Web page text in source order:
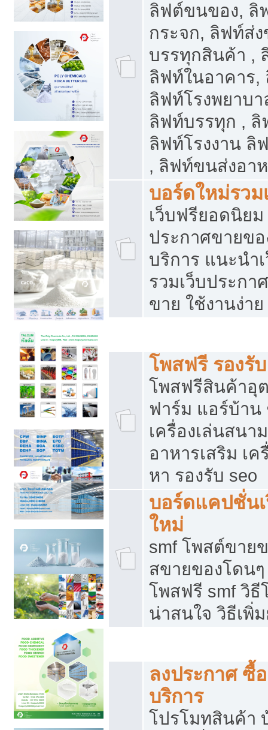
ลิฟต์ขนของ, ลิ
กระจก, ลิฟท์ส่
บรรทุกสินค้า ,
ลิฟท์ในอาคาร,
ลิฟท์โรงพยาบ
ลิฟท์บรรทุก ,
ลิฟท์โรงงาน ลิ
, ลิฟท์ขนส่งอา
บอร์ดใหม่รว
เว็บฟรียอดนิย
ประกาศขายข
บริการ แนะนำ
รวมเว็บประกา
ขาย ใช้งานง่าย
โพสฟรี รองรั
โพสฟรีสินค้าอุ
ฟาร์ม แอร์บ้าน
เครื่องเล่นสนา
อาหารเสริม เ
หา รองรับ seo
บอร์ดแคปชั่น
ใหม่
smf โพสต์ขาย
สขายของโดน
โพสฟรี smf วิธี
น่าสนใจ วิธีเพิ่
ลงประกาศ ซื้
บริการ
โปรโมทสินค้า